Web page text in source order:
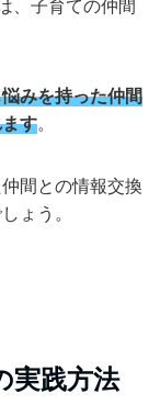
、子育ての仲間
みを持った仲間
す。
間との情報交換
ょう。
実践方法